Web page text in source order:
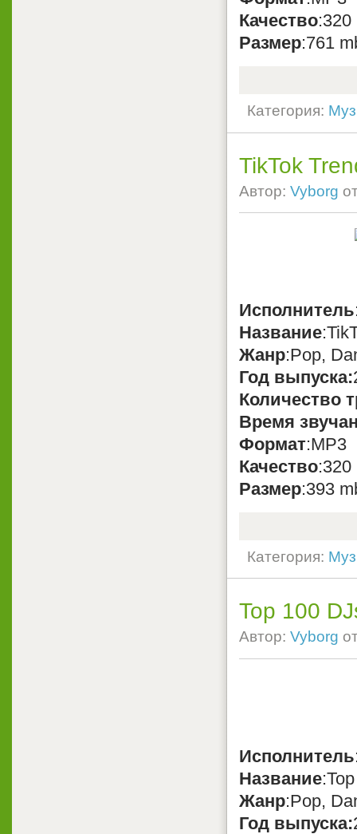
Качество:320
Размер:761
Категория:
TikTok
Автор: Vyborg
Исполнитель
Название
Жанр:Pop,
Год выпуска:
Количество
Время
Формат:MP3
Качество:320
Размер:393
Категория:
Top 100
Автор: Vyborg
Исполнитель
Название
Жанр:Pop,
Год выпуска: